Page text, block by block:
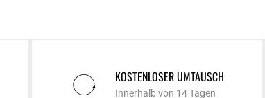
KOSTENLOSER UMTAUSCH
Innerhalb von 14 Tagen